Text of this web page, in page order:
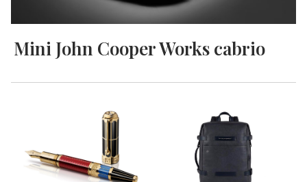
Mini John Cooper Works cabrio